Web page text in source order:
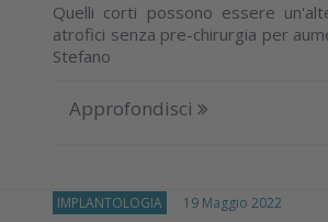
Quelli corti possono essere
atrofici senza pre-chirurgia per
Stefano
Approfondisci
IMPLANTOLOGIA 19 Maggio 2022